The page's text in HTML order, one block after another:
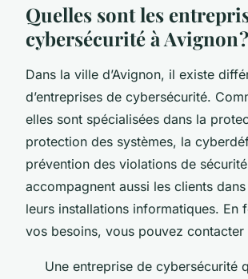
Quelles sont les
cybersécurité à Avignon ?
Dans la ville d’Avignon, il existe
d’entreprises de cybersécurité.
elles sont spécialisées dans la
protection des systèmes, la
prévention des violations de
accompagnent aussi les clients
leurs installations informatiques. En
vos besoins, vous pouvez contacter
Une entreprise de cybersécurité